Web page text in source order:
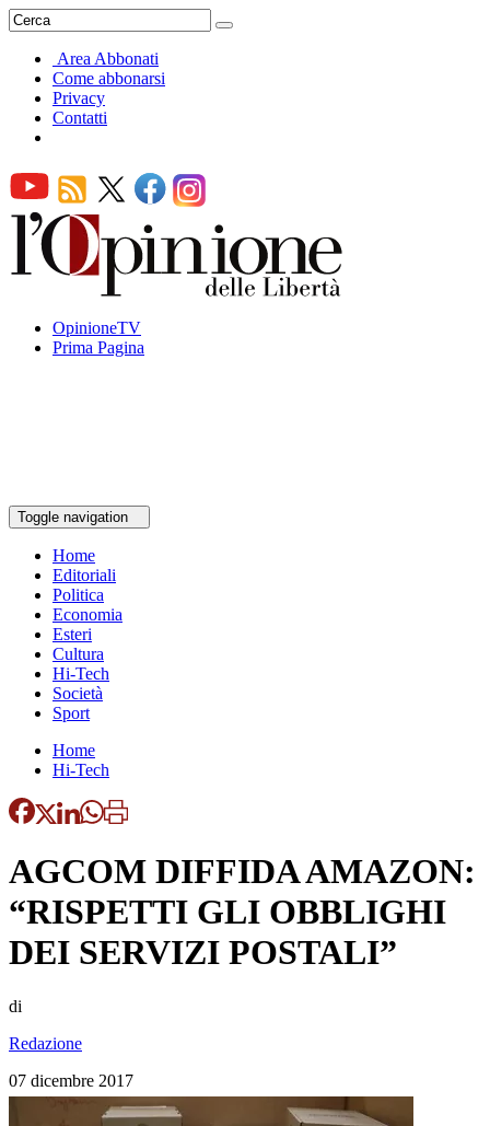
Area Abbonati
Come abbonarsi
Privacy
Contatti
OpinioneTV
Prima Pagina
Toggle navigation
Home
Editoriali
Politica
Economia
Esteri
Cultura
Hi-Tech
Società
Sport
Home
Hi-Tech
AGCOM DIFFIDA AMAZON:
“RISPETTI GLI OBBLIGHI
DEI SERVIZI POSTALI”
di
Redazione
07 dicembre 2017